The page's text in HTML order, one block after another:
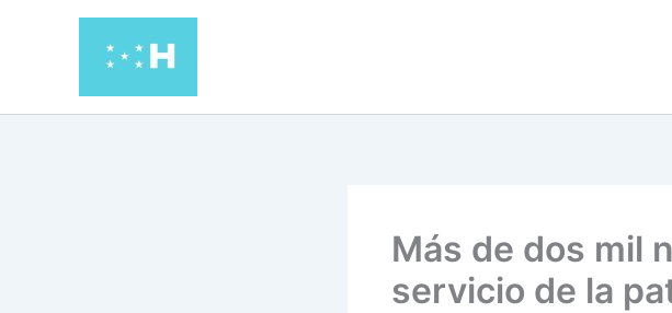
Más de dos mil
servicio de la